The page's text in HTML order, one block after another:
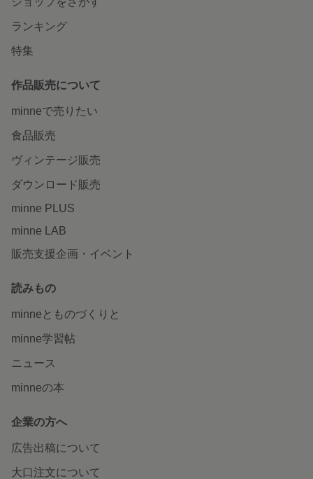
ランキング
特集
作品販売について
minneで売りたい
食品販売
ヴィンテージ販売
ダウンロード販売
minne PLUS
minne LAB
販売支援企画・イベント
読みもの
minneとものづくりと
minne学習帖
ニュース
minneの本
企業の方へ
広告出稿について
大口注文について